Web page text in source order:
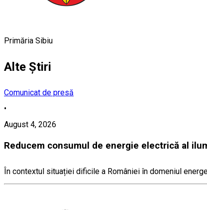
Primăria Sibiu
Alte Știri
Comunicat de presă
•
August 4, 2026
Reducem consumul de energie electrică al
În contextul situației dificile a României în domeniul